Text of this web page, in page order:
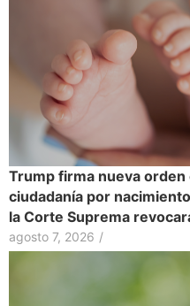
Trump firma nueva
ciudadanía por
la Corte Suprema
agosto 7, 2026 /